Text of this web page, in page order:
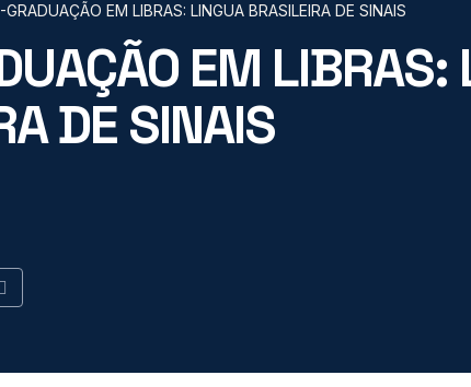
GRADUAÇÃO EM LIBRAS: LINGUA BRASILEIRA DE SINAIS
EM LIBRAS:
DE SINAIS